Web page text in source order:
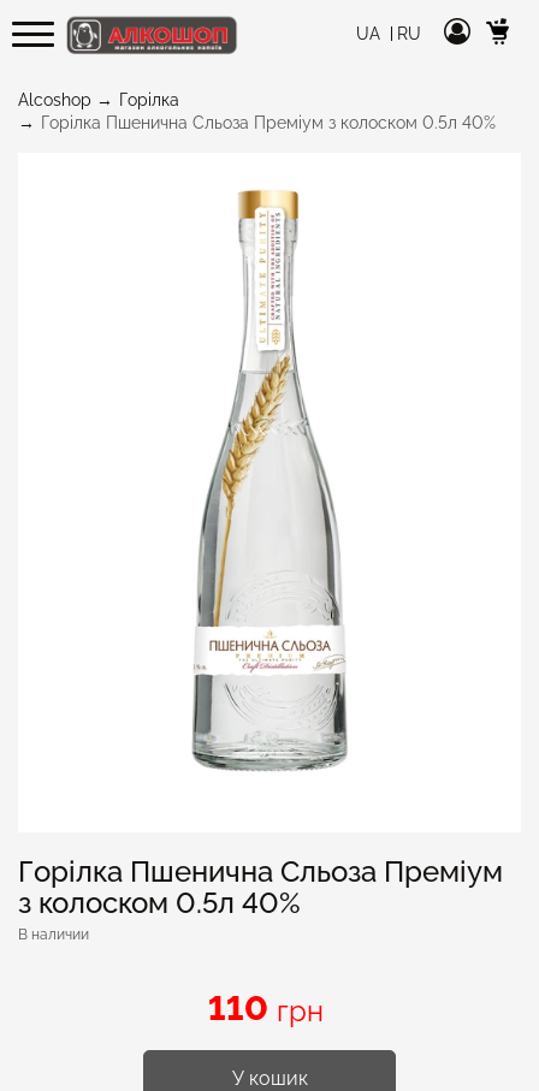
UA RU
Alcoshop
Горілка
Горілка Пшенична Сльоза Преміум з колоском 0.5л 40%
Горілка Пшенична Сльоза Преміум
з колоском 0.5л 40%
В наличии
110 грн
У кошик